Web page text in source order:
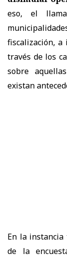
eso, el
fiscalización,
través de los
sobre
existan
En la
de la